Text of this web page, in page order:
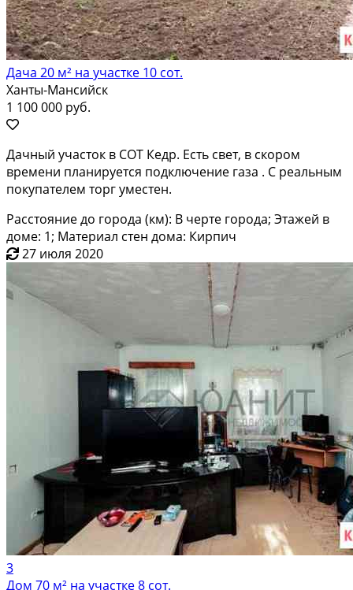
Дача 20 м² на участке 10 сот.
Ханты-Мансийск
1 100 000 руб.
Дачный участок в СОТ Кедр. Есть свет, в скором
времени планируется подключение газа . С реальным
покупателем торг уместен.
Расстояние до города (км): В черте города; Этажей в
доме: 1; Материал стен дома: Кирпич
27 июля 2020
3
Дом 70 м² на участке 8 сот.